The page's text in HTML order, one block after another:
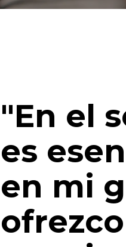
"En el
es
en mi